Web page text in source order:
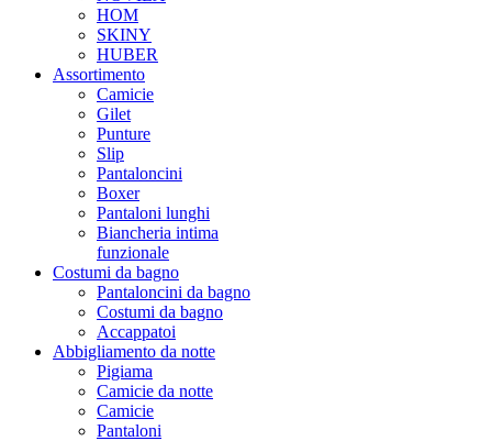
HOM
SKINY
HUBER
Assortimento
Camicie
Gilet
Punture
Slip
Pantaloncini
Boxer
Pantaloni lunghi
Biancheria intima
funzionale
Costumi da bagno
Pantaloncini da bagno
Costumi da bagno
Accappatoi
Abbigliamento da notte
Pigiama
Camicie da notte
Camicie
Pantaloni